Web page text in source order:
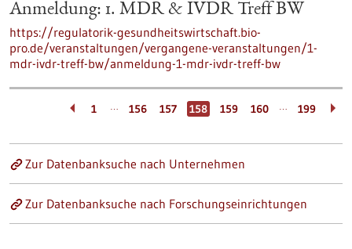
Anmeldung: 1. MDR & IVDR Treff BW
https://regulatorik-gesundheitswirtschaft.bio-
pro.de/veranstaltungen/vergangene-veranstaltungen/1-
mdr-ivdr-treff-bw/anmeldung-1-mdr-ivdr-treff-bw
1 … 156 157 158 159 160 … 199
Zur Datenbanksuche nach Unternehmen
Zur Datenbanksuche nach Forschungseinrichtungen